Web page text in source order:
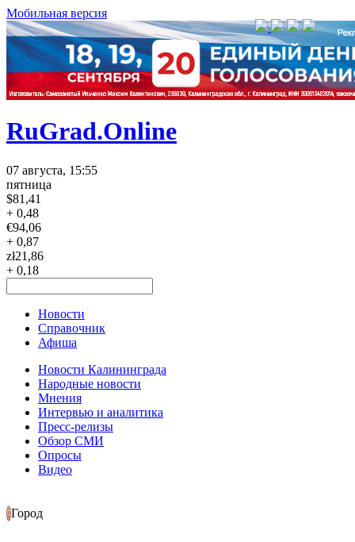
Мобильная версия
RuGrad.Online
07 августа, 15:55
пятница
$81,41
+ 0,48
€94,06
+ 0,87
zł21,86
+ 0,18
Новости
Справочник
Афиша
Новости Калининграда
Народные новости
Мнения
Интервью и аналитика
Пресс-релизы
Обзор СМИ
Опросы
Видео
Город